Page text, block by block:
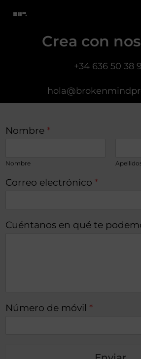
Crea con
+34 636 50 38
Nombre *
Nombre
Correo electrónico *
Cuéntanos en qué te
Número de móvil *